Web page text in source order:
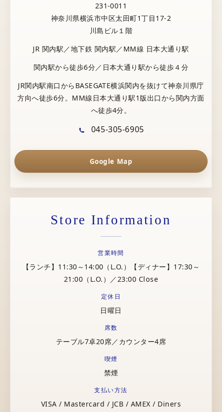
231-0011
神奈川県横浜市中区太田町1丁目17-2
川島ビル１階
JR 関内駅／地下鉄 関内駅／MM線 日本大通り駅
関内駅から徒歩6分／日本大通り駅から徒歩４分
JR関内駅南口からBASEGATE横浜関内を抜けて神奈川県庁
方向へ徒歩6分。MM線日本大通り駅1版出口から関内方面
へ徒歩4分。
045-305-6905
Google Map
Store Information
営業時間
【ランチ】11:30～14:00（L.O.）【ディナー】17:30～
21:00（L.O.）／23:00 Close
定休日
日曜日
席数
テーブル7卓20席／カウンター4席
喫煙
禁煙
支払い方法
VISA / Mastercard / JCB / AMEX / Diners